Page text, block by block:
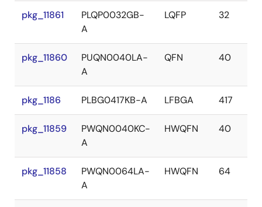
pkg_11861
PLQP0032GB-
A
LQFP 32
pkg_11860
PUQN0040LA-
A
QFN 40
pkg_1186 PLBG0417KB-A LFBGA 417
pkg_11859
PWQN0040KC-
A
HWQFN 40
pkg_11858
PWQN0064LA-
A
HWQFN 64